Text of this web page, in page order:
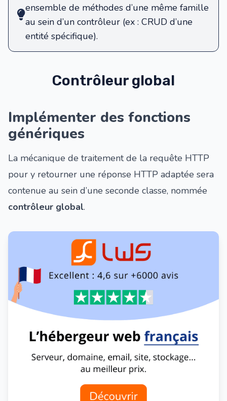
ensemble de méthodes d’une même famille
au sein d’un contrôleur (ex : CRUD d’une
entité spécifique).
Contrôleur global
Implémenter des fonctions
génériques
La mécanique de traitement de la requête HTTP
pour y retourner une réponse HTTP adaptée sera
contenue au sein d’une seconde classe, nommée
contrôleur global.